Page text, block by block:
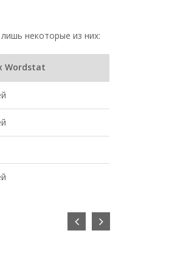
некоторые из них:
Wordstat